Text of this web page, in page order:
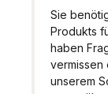
Sie
Produkts
haben
vermissen
unserem